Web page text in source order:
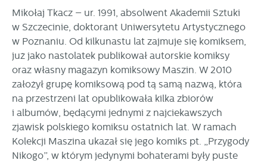
Mikołaj Tkacz – ur. 1991, absolwent Akademii Sztuki
w Szczecinie, doktorant Uniwersytetu Artystycznego
w Poznaniu. Od kilkunastu lat zajmuje się komiksem,
już jako nastolatek publikował autorskie komiksy
oraz własny magazyn komiksowy Maszin. W 2010
założył grupę komiksową pod tą samą nazwą, która
na przestrzeni lat opublikowała kilka zbiorów
i albumów, będącymi jednymi z najciekawszych
zjawisk polskiego komiksu ostatnich lat. W ramach
Kolekcji Maszina ukazał się jego komiks pt. „Przygody
Nikogo”, w którym jedynymi bohaterami były puste